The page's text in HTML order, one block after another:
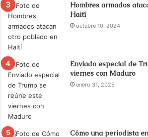
Hombres armados
Haití
octubre 10, 2024
Enviado especial de
viernes con Maduro
enero 31, 2025
Cómo una periodista